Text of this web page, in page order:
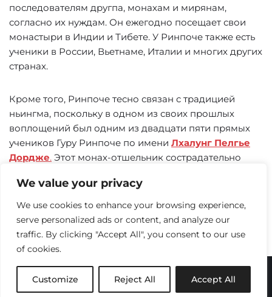
We value your privacy
We use cookies to enhance your browsing experience,
serve personalized ads or content, and analyze our
traffic. By clicking "Accept All", you consent to our use
of cookies.
Customize Reject All Accept All
последователям другпа, монахам и мирянам,
согласно их нуждам. Он ежегодно посещает свои
монастыри в Индии и Тибете. У Ринпоче также есть
ученики в России, Вьетнаме, Италии и многих других
странах.
Кроме того, Ринпоче тесно связан с традицией
ньингма, поскольку в одном из своих прошлых
воплощений был одним из двадцати пяти прямых
учеников Гуру Ринпоче по имени Лхалунг Пелгье
Дордже. Этот монах-отшельник сострадательно
Тибета Лангдармы и тем самым спас Дхарму Будды
в Тибете от неминуемого уничтожения.
Ранее в древней Индии Га Лхаканг был одним из 84
махасиддхов, известным как Куккурипа .
Neve| Powered byWordPress
Privacy Policy Contact